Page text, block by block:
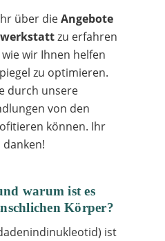
über dieAngebote
zu erfahren
wir Ihnen helfen
zu optimieren.
durch unsere
von den
können. Ihr
warum ist es
Körper?
ist